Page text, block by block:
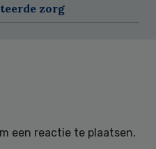
zorg
een reactie te plaatsen.